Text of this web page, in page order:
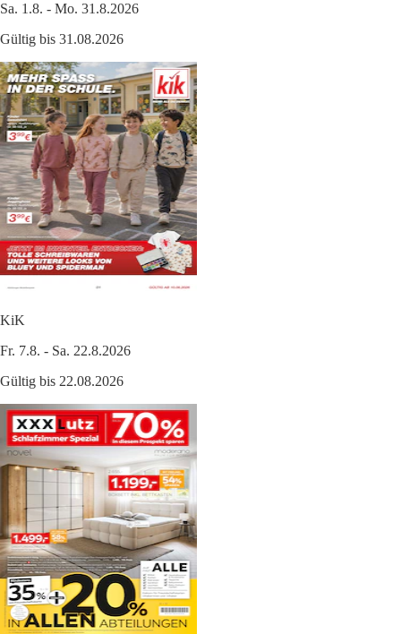
Sa. 1.8. - Mo. 31.8.2026
Gültig bis 31.08.2026
KiK
Fr. 7.8. - Sa. 22.8.2026
Gültig bis 22.08.2026